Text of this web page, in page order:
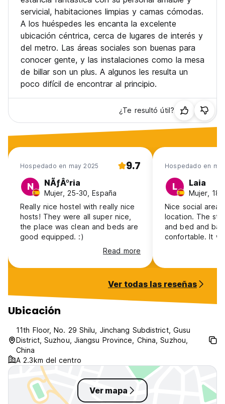
servicial, habitaciones limpias y camas cómodas.
A los huéspedes les encanta la excelente
ubicación céntrica, cerca de lugares de interés y
del metro. Las áreas sociales son buenas para
conocer gente, y las instalaciones como la mesa
de billar son un plus. A algunos les resulta un
poco difícil de encontrar al principio.
¿Te resultó útil?
Hospedado en may 2025 9.7
N NÃƒÂºria
Mujer, 25-30, España
Really nice hostel with really nice
hosts! They were all super nice,
the place was clean and beds are
good equipped. :)
Read more
Hospedado en
L Laia
Mujer, 18-
Nice social area,
location. The
and bed and
confortable. It
Ver todas las reseñas
Ubicación
11th Floor, No. 29 Shilu, Jinchang Subdistrict, Gusu
District, Suzhou, Jiangsu Province, China, Suzhou,
China
A 2.3km del centro
Ver mapa